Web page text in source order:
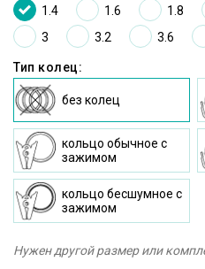
1.4
1.6 1.8
3
3.2 3.6
Тип колец:
без колец
кольцо oбычное с
зажимом
кольцо бесшумное с
зажимом
Нужен другой размер или